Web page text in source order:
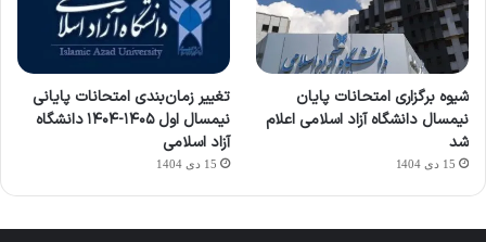
شیوه برگزاری امتحانات پایان
نیمسال دانشگاه آزاد اسلامی اعلام
شد
15 دی 1404
تغییر زمان‌بندی امتحانات پایانی
نیمسال اول ۱۴۰۵-۱۴۰۴ دانشگاه
آزاد اسلامی
15 دی 1404